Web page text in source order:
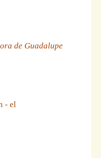
de Guadalupe
- el